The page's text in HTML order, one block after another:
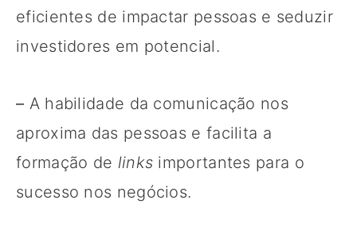
eficientes de impactar pessoas e seduzir
investidores em potencial.
– A habilidade da comunicação nos
aproxima das pessoas e facilita a
formação de links importantes para o
sucesso nos negócios.